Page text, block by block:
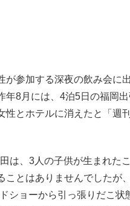
参加する深夜の飲み会に出
年8月には、4泊5日の福岡
性とホテルに消えたと「週
は、3人の子供が生まれた
とはありませんでしたが
ショーから引っ張りだこ状